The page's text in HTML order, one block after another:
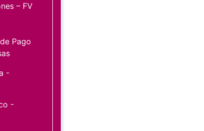
– FV
Pago
-
-